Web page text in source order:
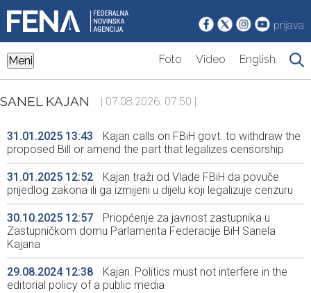
prijava
Meni Foto Video English
SANEL KAJAN | 07.08.2026. 07:50 |
31.01.2025 13:43
Kajan calls on FBiH govt. to withdraw the
proposed Bill or amend the part that legalizes censorship
31.01.2025 12:52
Kajan traži od Vlade FBiH da povuče
prijedlog zakona ili ga izmijeni u dijelu koji legalizuje cenzuru
30.10.2025 12:57
Priopćenje za javnost zastupnika u
Zastupničkom domu Parlamenta Federacije BiH Sanela
Kajana
29.08.2024 12:38
Kajan: Politics must not interfere in the
editorial policy of a public media